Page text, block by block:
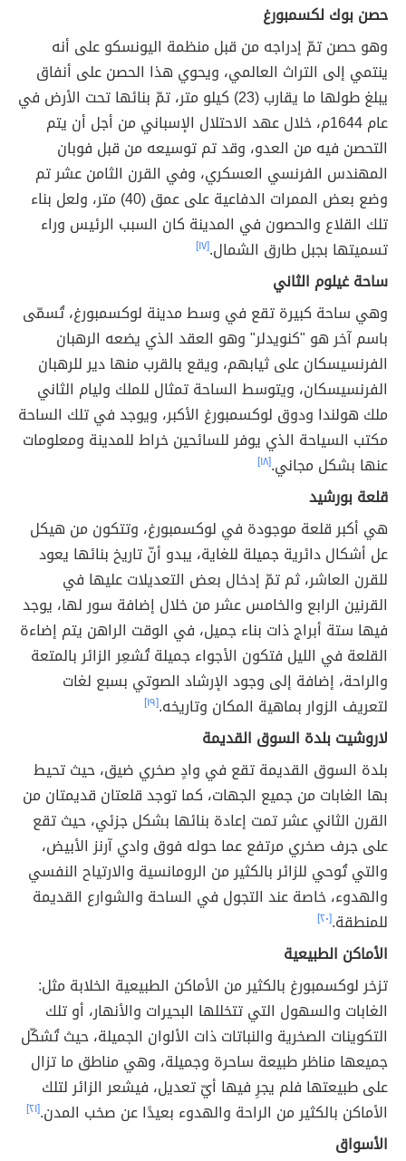
حصن بوك لكسمبورغ
وهو حصن تمّ إدراجه من قبل منظمة اليونسكو على أنه
ينتمي إلى التراث العالمي، ويحوي هذا الحصن على أنفاق
يبلغ طولها ما يقارب (23) كيلو متر، تمّ بنائها تحت الأرض في
عام 1644م، خلال عهد الاحتلال الإسباني من أجل أن يتم
التحصن فيه من العدو، وقد تم توسيعه من قبل فوبان
المهندس الفرنسي العسكري، وفي القرن الثامن عشر تم
وضع بعض الممرات الدفاعية على عمق (40) متر، ولعل بناء
تلك القلاع والحصون في المدينة كان السبب الرئيس وراء
تسميتها بجبل طارق الشمال.[١٧]
ساحة غيلوم الثاني
وهي ساحة كبيرة تقع في وسط مدينة لوكسمبورغ، تُسمّى
باسم آخر هو "كنويدلر" وهو العقد الذي يضعه الرهبان
الفرنسيسكان على ثيابهم، ويقع بالقرب منها دير للرهبان
الفرنسيسكان، ويتوسط الساحة تمثال للملك وليام الثاني
ملك هولندا ودوق لوكسمبورغ الأكبر، ويوجد في تلك الساحة
مكتب السياحة الذي يوفر للسائحين خراط للمدينة ومعلومات
عنها بشكل مجاني.[١٨]
قلعة بورشيد
هي أكبر قلعة موجودة في لوكسمبورغ، وتتكون من هيكل
عل أشكال دائرية جميلة للغاية، يبدو أنّ تاريخ بنائها يعود
للقرن العاشر، ثم تمّ إدخال بعض التعديلات عليها في
القرنين الرابع والخامس عشر من خلال إضافة سور لها، يوجد
فيها ستة أبراج ذات بناء جميل، في الوقت الراهن يتم إضاءة
القلعة في الليل فتكون الأجواء جميلة تُشعِر الزائر بالمتعة
والراحة، إضافة إلى وجود الإرشاد الصوتي بسبع لغات
لتعريف الزوار بماهية المكان وتاريخه.[١٩]
لاروشيت بلدة السوق القديمة
بلدة السوق القديمة تقع في وادٍ صخري ضيق، حيث تحيط
بها الغابات من جميع الجهات، كما توجد قلعتان قديمتان من
القرن الثاني عشر تمت إعادة بنائها بشكل جزئي، حيث تقع
على جرف صخري مرتفع عما حوله فوق وادي آرنز الأبيض،
والتي تُوحي للزائر بالكثير من الرومانسية والارتياح النفسي
والهدوء، خاصة عند التجول في الساحة والشوارع القديمة
للمنطقة.[٢٠]
الأماكن الطبيعية
تزخر لوكسمبورغ بالكثير من الأماكن الطبيعية الخلابة مثل:
الغابات والسهول التي تتخللها البحيرات والأنهار، أو تلك
التكوينات الصخرية والنباتات ذات الألوان الجميلة، حيث تُشكّل
جميعها مناظر طبيعة ساحرة وجميلة، وهي مناطق ما تزال
على طبيعتها فلم يجرِ فيها أيّ تعديل، فيشعر الزائر لتلك
الأماكن بالكثير من الراحة والهدوء بعيدًا عن صخب المدن.[٢١]
الأسواق